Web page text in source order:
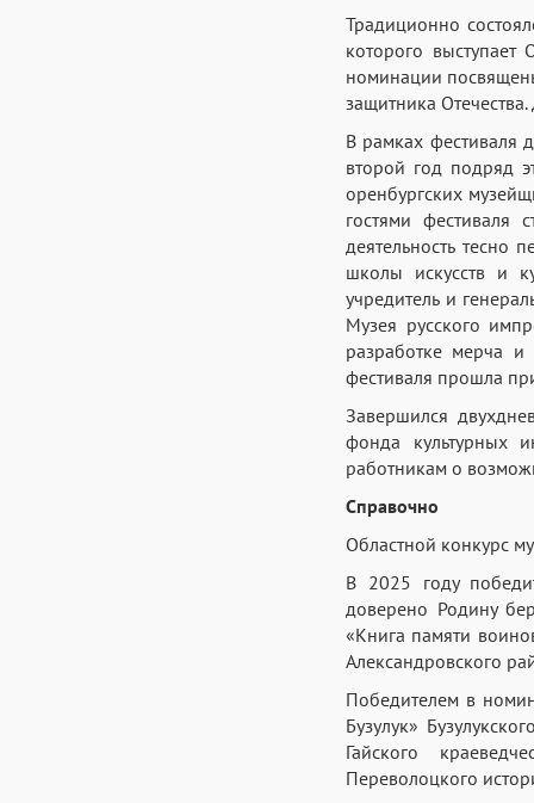
Традиционно
которого
номинации
защитника
В рамках фестиваля
второй год подряд
оренбургских
гостями фестиваля
деятельность тесно
школы искусств и
учредитель и
Музея русского
разработке мерча и
фестиваля прошла
Завершился
фонда культурных
работникам о
Справочно
Областной конкурс
В 2025 году
доверено Родину
«Книга памяти
Александровского
Победителем в
Бузулук»
Гайского
Переволоцкого